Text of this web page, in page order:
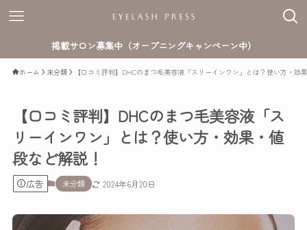
掲載サロン募集中（オープニングキャンペーン中）
ホーム 未分類 【口コミ評判】DHCのまつ毛美容液「スリーインワン」とは？使い方・効
【口コミ評判】DHCのまつ毛美容液「ス
リーインワン」とは？使い方・効果・値
段など解説！
広告 未分類 2024年6月20日